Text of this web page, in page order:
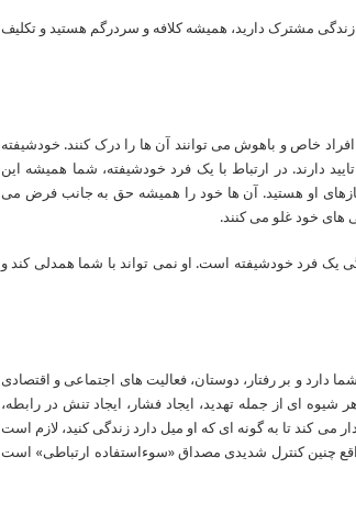
مشترک دارید، همیشه کلافه و سردرگم هستید و تکلیف
خاص و باهوش می توانند آن ها را درک کنند. خودشیفته
دارند. در ارتباط با یک فرد خودشیفته، شما همیشه این
او هستید. آن ها خود را همیشه حق به جانب فرض می
های خود غلو می کنند.
یک فرد خودشیفته است. او نمی تواند با شما همدلی کند و
دارد و بر رفتار، دوستان، فعالیت های اجتماعی و اقتصادی
ای از جمله تهدید، ایجاد فشار، ایجاد تنش در رابطه،
می کند تا به گونه ای که او میل دارد زندگی کنید، لازم است
چنین کنترل شدیدی مصداق «سوءاستفاده ارتباطی» است